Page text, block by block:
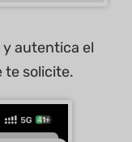
y autentica el
te solicite.